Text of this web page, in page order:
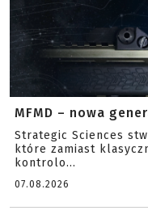
MFMD – nowa
Strategic Sciences
które zamiast
kontrolo...
07.08.2026